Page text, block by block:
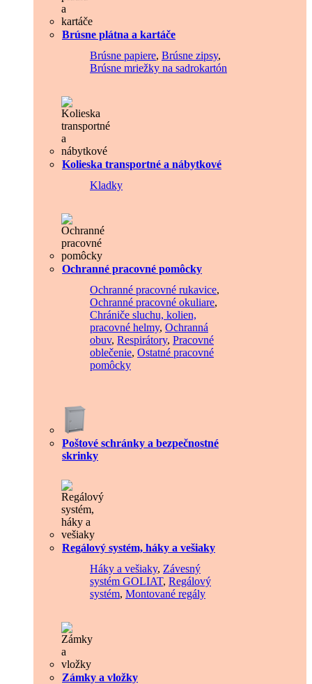
Brúsne plátna a kartáče
Brúsne papiere, Brúsne zipsy,
Brúsne mriežky na sadrokartón
Kolieska transportné a nábytkové
Kladky
Ochranné pracovné pomôcky
Ochranné pracovné rukavice,
Ochranné pracovné okuliare,
Chrániče sluchu, kolien,
pracovné helmy, Ochranná
obuv, Respirátory, Pracovné
oblečenie, Ostatné pracovné
pomôcky
Poštové schránky a bezpečnostné
skrinky
Regálový systém, háky a vešiaky
Háky a vešiaky, Závesný
systém GOLIAT, Regálový
systém, Montované regály
Zámky a vložky